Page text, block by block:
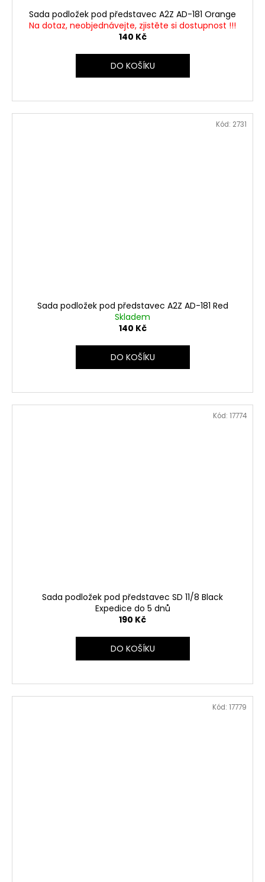
Sada podložek pod představec A2Z AD-181 Orange
Na dotaz, neobjednávejte, zjistěte si dostupnost !!!
140 Kč
DO KOŠÍKU
Sada podložek pod představec A2Z AD-181 Red
Skladem
140 Kč
DO KOŠÍKU
Kód: 2731
Sada podložek pod představec SD 11/8 Black
Expedice do 5 dnů
190 Kč
DO KOŠÍKU
Kód: 17774
Kód: 17779